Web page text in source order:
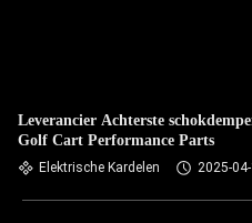
Leverancier Achterste
Golf Cart Performance Parts
Elektrische Kardelen 2025-